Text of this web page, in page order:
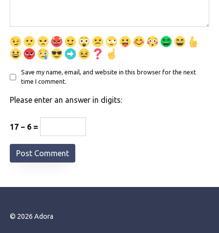
Save my name, email, and website in this browser for the next
time I comment.
Please enter an answer in digits:
17 − 6 =
© 2026 Adora